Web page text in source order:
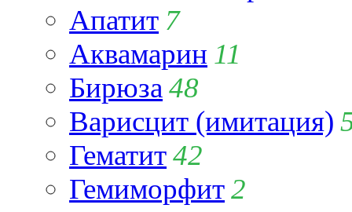
Апатит 7
Аквамарин 11
Бирюза 48
Варисцит (имитация)
Гематит42
Гемиморфит2